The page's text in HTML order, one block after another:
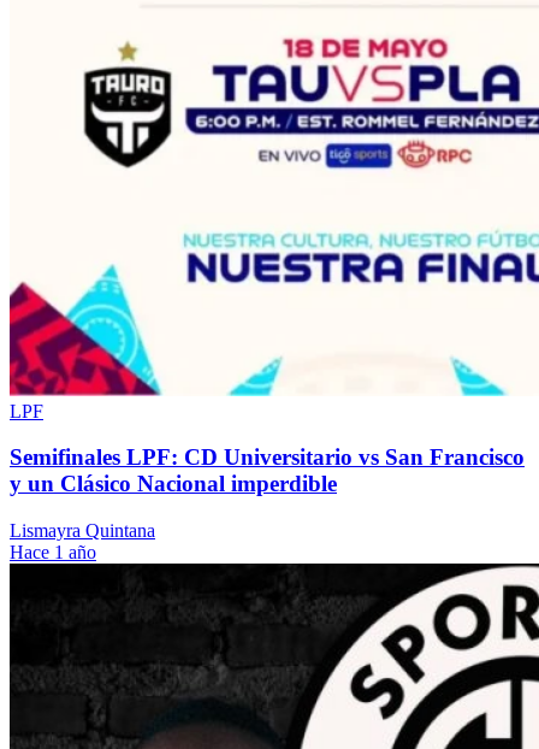
LPF
Semifinales LPF: CD Universitario vs San Francisco
y un Clásico Nacional imperdible
Lismayra Quintana
Hace 1 año